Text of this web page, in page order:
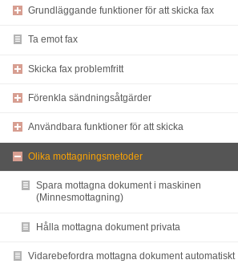
Grundläggande funktioner för att skicka fax
Ta emot fax
Skicka fax problemfritt
Förenkla sändningsåtgärder
Användbara funktioner för att skicka
Olika mottagningsmetoder
Spara mottagna dokument i maskinen
(Minnesmottagning)
Hålla mottagna dokument privata
Vidarebefordra mottagna dokument automatiskt